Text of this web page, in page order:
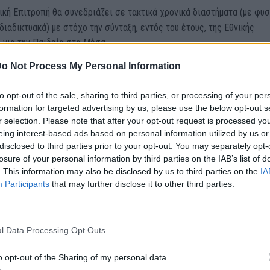
Not Process My Personal Information
opt-out of the sale, sharing to third parties, or processing of your
for targeted advertising by us, please use the below opt-out
selection. Please note that after your opt-out request is processed
interest-based ads based on personal information utilized by us
to third parties prior to your opt-out. You may separately
of your personal information by third parties on the IAB’s list of
This information may also be disclosed by us to third parties on the
Participants that may further disclose it to other third parties.
Data Processing Opt Outs
opt-out of the Sharing of my personal data.
Επιτροπή θα συνεδριάζει σε τακτικά χρονικά διαστήματα (με
με στόχο την σύνταξη, εντός του έτους, της Εθνικής
για την Παιδεία στα Μέσα.
χαιρετισμούς
ΕΙΕΤ
ΜΟΥΝΤΑΚΗΣ ΝΙΚΟΣ ΣΟΥΡΛΟΠΟΥΛΟΣ